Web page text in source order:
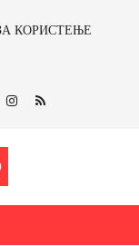
КОРИСТЕЊЕ